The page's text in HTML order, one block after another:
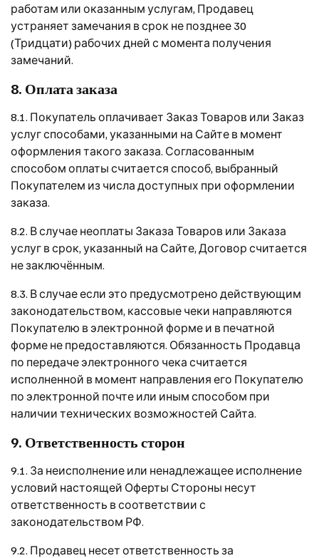
работам или оказанным услугам, Продавец
устраняет замечания в срок не позднее 30
(Тридцати) рабочих дней с момента получения
замечаний.
8. Оплата заказа
8.1. Покупатель оплачивает Заказ Товаров или Заказ
услуг способами, указанными на Сайте в момент
оформления такого заказа. Согласованным
способом оплаты считается способ, выбранный
Покупателем из числа доступных при оформлении
заказа.
8.2. В случае неоплаты Заказа Товаров или Заказа
услуг в срок, указанный на Сайте, Договор считается
не заключённым.
8.3. В случае если это предусмотрено действующим
законодательством, кассовые чеки направляются
Покупателю в электронной форме и в печатной
форме не предоставляются. Обязанность Продавца
по передаче электронного чека считается
исполненной в момент направления его Покупателю
по электронной почте или иным способом при
наличии технических возможностей Сайта.
9. Ответственность сторон
9.1. За неисполнение или ненадлежащее исполнение
условий настоящей Оферты Стороны несут
ответственность в соответствии с
законодательством РФ.
9.2. Продавец несет ответственность за